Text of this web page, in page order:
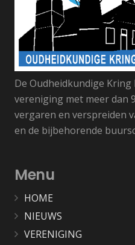
De Oudheidkundige Kring
vereniging met meer dan
vergaren en verspreiden
en de bijbehorende
Menu
HOME
NIEUWS
VERENIGING